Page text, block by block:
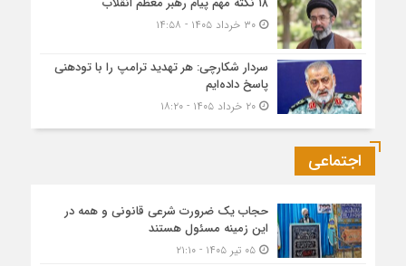
۳۰ خرداد ۱۴۰۵ - ۱۴:۵۸
سردار شکارچی: هر تهدید ترامپ را با تودهنی
پاسخ داده‌ایم
۲۰ خرداد ۱۴۰۵ - ۱۸:۲۰
اجتماعی
حجاب یک ضرورت شرعی قانونی و همه در
این زمینه مسئول هستند
۰۵ تیر ۱۴۰۵ - ۲۱:۱۰